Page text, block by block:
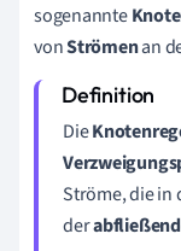
sogenannte
vonStrömenan
Die
Ströme, die in
der